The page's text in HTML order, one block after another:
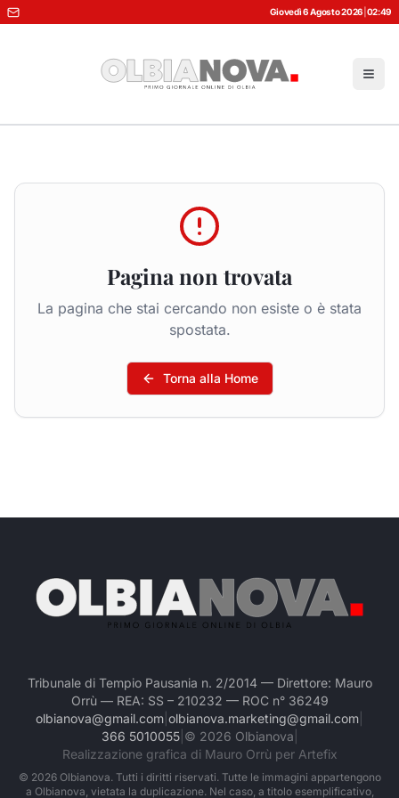
Giovedì 6 Agosto 2026 02:49
Pagina non trovata
La pagina che stai cercando non esiste o è stata
spostata.
Torna alla Home
Tribunale di Tempio Pausania n. 2/2014 — Direttore: Mauro
Orrù — REA: SS – 210232 — ROC n° 36249
olbianova@gmail.com olbianova.marketing@gmail.com
366 5010055| © 2026 Olbianova
Realizzazione grafica di Mauro Orrù per Artefix
© 2026Olbianova. Tutti i diritti riservati. Tutte le immagini appartengono
a Olbianova, vietata la duplicazione. Nel caso, a titolo esemplificativo,